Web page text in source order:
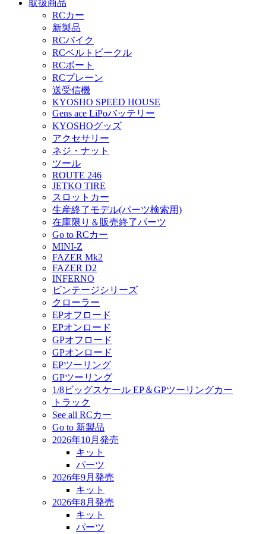
取扱商品
RCカー
新製品
RCバイク
RCベルトビークル
RCボート
RCプレーン
送受信機
KYOSHO SPEED HOUSE
Gens ace LiPoバッテリー
KYOSHOグッズ
アクセサリー
ネジ・ナット
ツール
ROUTE 246
JETKO TIRE
スロットカー
生産終了モデル(パーツ検索用)
在庫限り＆販売終了パーツ
Go to RCカー
MINI-Z
FAZER Mk2
FAZER D2
INFERNO
ビンテージシリーズ
クローラー
EPオフロード
EPオンロード
GPオフロード
GPオンロード
EPツーリング
GPツーリング
1/8ビッグスケール EP＆GPツーリングカー
トラック
See all RCカー
Go to 新製品
2026年10月発売
キット
パーツ
2026年9月発売
キット
2026年8月発売
キット
パーツ